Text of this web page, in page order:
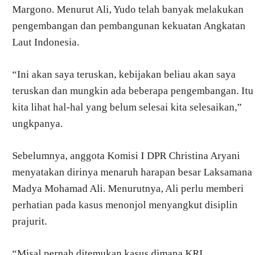
Margono. Menurut Ali, Yudo telah banyak melakukan
pengembangan dan pembangunan kekuatan Angkatan
Laut Indonesia.
“Ini akan saya teruskan, kebijakan beliau akan saya
teruskan dan mungkin ada beberapa pengembangan. Itu
kita lihat hal-hal yang belum selesai kita selesaikan,”
ungkpanya.
Sebelumnya, anggota Komisi I DPR Christina Aryani
menyatakan dirinya menaruh harapan besar Laksamana
Madya Mohamad Ali. Menurutnya, Ali perlu memberi
perhatian pada kasus menonjol menyangkut disiplin
prajurit.